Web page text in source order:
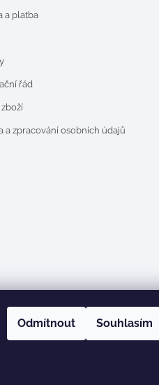
Odmítnout Souhlasím
a platba
řád
a zpracování osobních údajů